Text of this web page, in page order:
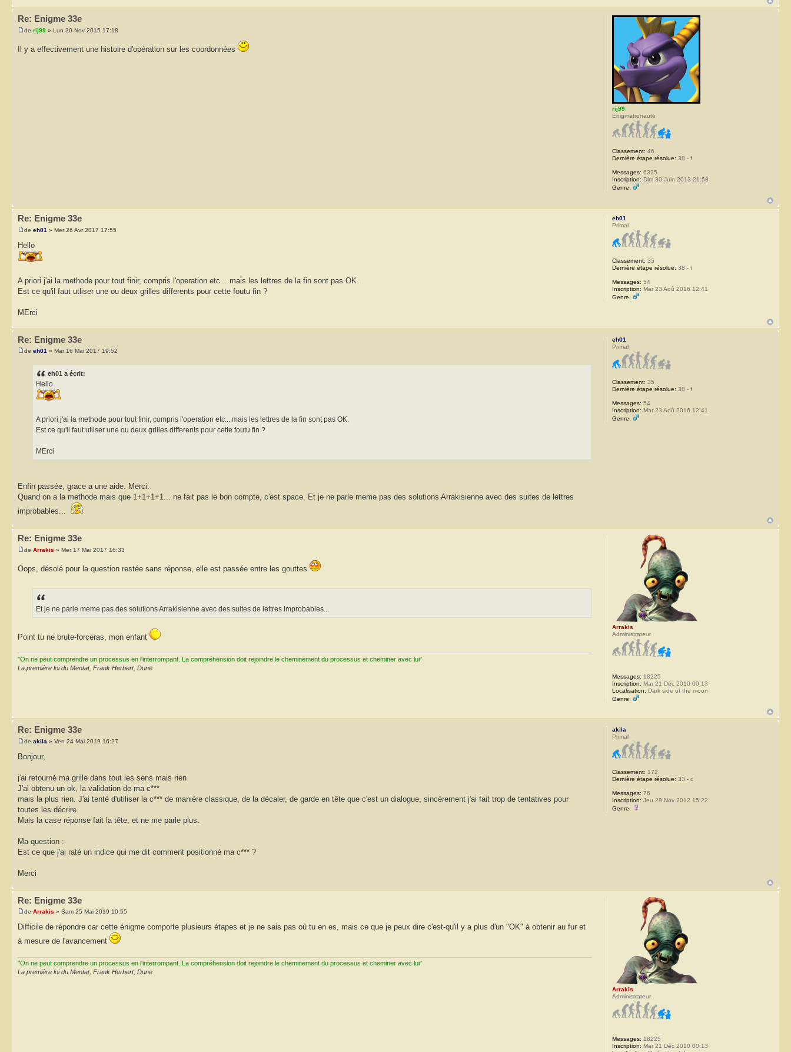
Re: Enigme 33e
de rij99 » Lun 30 Nov 2015 17:18
Il y a effectivement une histoire d'opération sur les coordonnées
rij99
Enigmatronaute
Classement: 46
Dernière étape résolue: 38 - f
Messages: 6325
Inscription: Dim 30 Juin 2013 21:58
Genre:
Re: Enigme 33e
de eh01 » Mer 26 Avr 2017 17:55
Hello
A priori j'ai la methode pour tout finir, compris l'operation etc... mais les lettres de la fin sont pas OK.
Est ce qu'il faut utliser une ou deux grilles differents pour cette foutu fin ?
MErci
eh01
Primal
Classement: 35
Dernière étape résolue: 38 - f
Messages: 54
Inscription: Mar 23 Aoû 2016 12:41
Genre:
Re: Enigme 33e
de eh01 » Mar 16 Mai 2017 19:52
eh01 a écrit:
Hello
A priori j'ai la methode pour tout finir, compris l'operation etc... mais les lettres de la fin sont pas OK.
Est ce qu'il faut utliser une ou deux grilles differents pour cette foutu fin ?
MErci
Enfin passée, grace a une aide. Merci.
Quand on a la methode mais que 1+1+1+1... ne fait pas le bon compte, c'est space. Et je ne parle meme pas des solutions Arrakisienne avec des suites de lettres
improbables...
eh01
Primal
Classement: 35
Dernière étape résolue: 38 - f
Messages: 54
Inscription: Mar 23 Aoû 2016 12:41
Genre:
Re: Enigme 33e
de Arrakis » Mer 17 Mai 2017 16:33
Oops, désolé pour la question restée sans réponse, elle est passée entre les gouttes
Et je ne parle meme pas des solutions Arrakisienne avec des suites de lettres improbables...
Point tu ne brute-forceras, mon enfant
"On ne peut comprendre un processus en l'interrompant. La compréhension doit rejoindre le cheminement du processus et cheminer avec lui"
La première loi du Mentat, Frank Herbert, Dune
Arrakis
Administrateur
Messages: 18225
Inscription: Mar 21 Déc 2010 00:13
Localisation: Dark side of the moon
Genre:
Re: Enigme 33e
de akila » Ven 24 Mai 2019 16:27
Bonjour,
j'ai retourné ma grille dans tout les sens mais rien
J'ai obtenu un ok, la validation de ma c***
mais la plus rien. J'ai tenté d'utiliser la c*** de manière classique, de la décaler, de garde en tête que c'est un dialogue, sincèrement j'ai fait trop de tentatives pour
toutes les décrire.
Mais la case réponse fait la tête, et ne me parle plus.
Ma question :
Est ce que j'ai raté un indice qui me dit comment positionné ma c*** ?
Merci
akila
Primal
Classement: 172
Dernière étape résolue: 33 - d
Messages: 76
Inscription: Jeu 29 Nov 2012 15:22
Genre:
Re: Enigme 33e
de Arrakis » Sam 25 Mai 2019 10:55
Difficile de répondre car cette énigme comporte plusieurs étapes et je ne sais pas où tu en es, mais ce que je peux dire c'est-qu'il y a plus d'un "OK" à obtenir au fur et
à mesure de l'avancement
"On ne peut comprendre un processus en l'interrompant. La compréhension doit rejoindre le cheminement du processus et cheminer avec lui"
La première loi du Mentat, Frank Herbert, Dune
Arrakis
Administrateur
Messages: 18225
Inscription: Mar 21 Déc 2010 00:13